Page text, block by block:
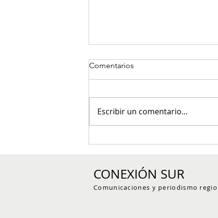
durante allanamientos
Comentarios
Escribir un comentario...
CONEXIÓN SUR
Comunicaciones y periodismo